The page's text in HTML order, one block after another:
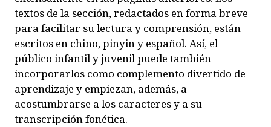
textos de la sección, redactados en forma breve
para facilitar su lectura y comprensión, están
escritos en chino,pinyiny español. Así, el
público infantil y juvenil puede también
incorporarlos como complemento divertido de
aprendizaje y empiezan, además, a
acostumbrarse a los caracteres y a su
transcripción fonética.